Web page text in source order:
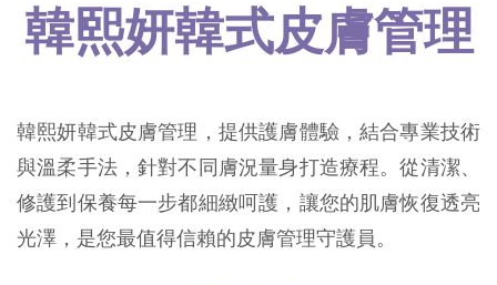
韓熙妍韓式皮膚管理
韓熙妍韓式皮膚管理，提供護膚體驗，結合專業技術
與溫柔手法，針對不同膚況量身打造療程。從清潔、
修護到保養每一步都細緻呵護，讓您的肌膚恢復透亮
光澤，是您最值得信賴的皮膚管理守護員。